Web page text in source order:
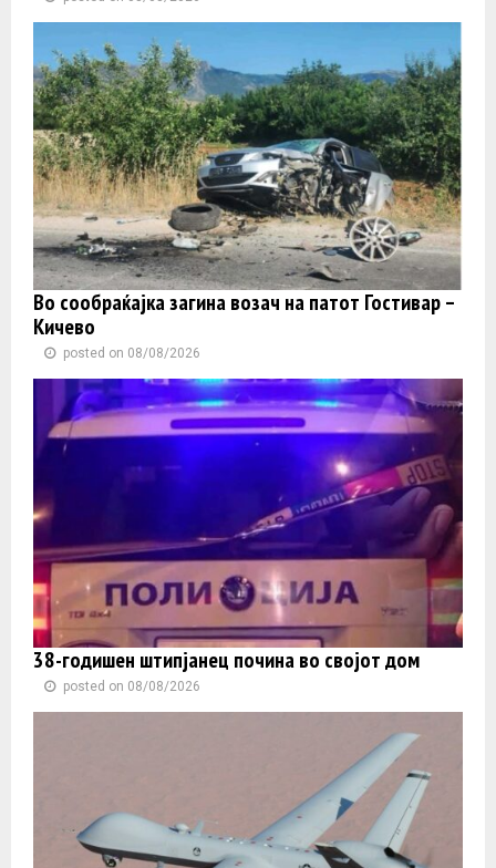
Во сообраќајка загина возач на патот Гостивар –
Кичево
posted on 08/08/2026
38-годишен штипјанец почина во својот дом
posted on 08/08/2026